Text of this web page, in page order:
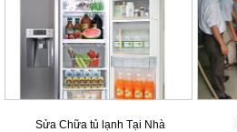
Sửa Chữa tủ lạnh Tại Nhà